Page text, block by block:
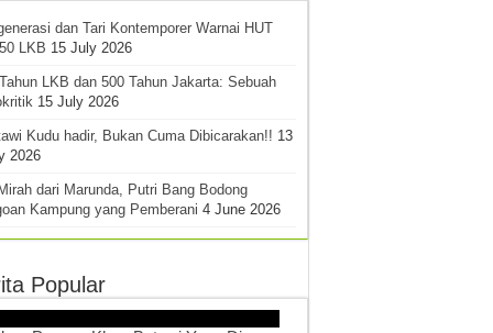
dan Tari Kontemporer Warnai HUT
LKB 15 July 2026
LKB dan 500 Tahun Jakarta: Sebuah
15 July 2026
Kudu hadir, Bukan Cuma Dibicarakan!! 13
2026
dari Marunda, Putri Bang Bodong
Kampung yang Pemberani 4 June 2026
Popular